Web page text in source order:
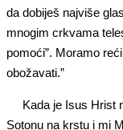
da dobiješ najviše
mnogim crkvama
pomoći”. Moramo
obožavati.”
Kada je Isus Hrist
Sotonu na krstu i mi